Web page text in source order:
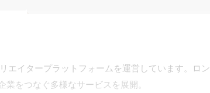
エイタープラットフォームを運営しています。ロン
をつなぐ多様なサービスを展開。